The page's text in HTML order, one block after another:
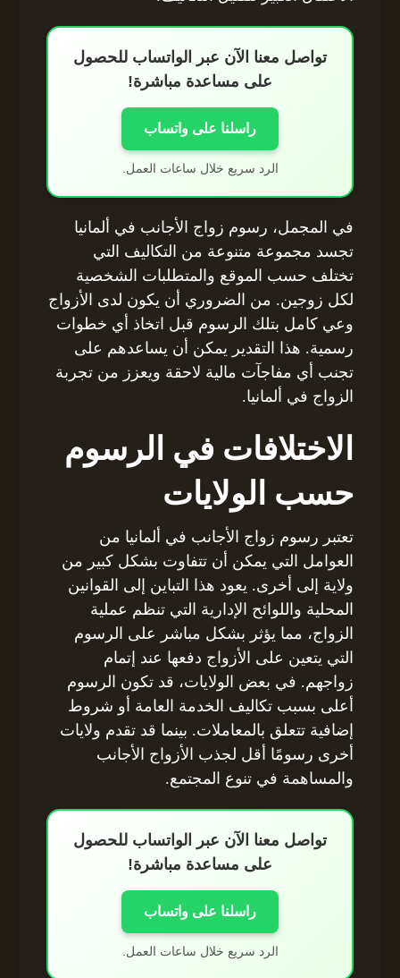
تواصل معنا الآن عبر الواتساب للحصول
على مساعدة مباشرة!
راسلنا على واتساب
الرد سريع خلال ساعات العمل.
في المجمل، رسوم زواج الأجانب في ألمانيا
تجسد مجموعة متنوعة من التكاليف التي
تختلف حسب الموقع والمتطلبات الشخصية
لكل زوجين. من الضروري أن يكون لدى الأزواج
وعي كامل بتلك الرسوم قبل اتخاذ أي خطوات
رسمية. هذا التقدير يمكن أن يساعدهم على
تجنب أي مفاجآت مالية لاحقة ويعزز من تجربة
الزواج في ألمانيا.
الاختلافات في الرسوم
حسب الولايات
تعتبر رسوم زواج الأجانب في ألمانيا من
العوامل التي يمكن أن تتفاوت بشكل كبير من
ولاية إلى أخرى. يعود هذا التباين إلى القوانين
المحلية واللوائح الإدارية التي تنظم عملية
الزواج، مما يؤثر بشكل مباشر على الرسوم
التي يتعين على الأزواج دفعها عند إتمام
زواجهم. في بعض الولايات، قد تكون الرسوم
أعلى بسبب تكاليف الخدمة العامة أو شروط
إضافية تتعلق بالمعاملات. بينما قد تقدم ولايات
أخرى رسومًا أقل لجذب الأزواج الأجانب
والمساهمة في تنوع المجتمع.
تواصل معنا الآن عبر الواتساب للحصول
على مساعدة مباشرة!
راسلنا على واتساب
الرد سريع خلال ساعات العمل.